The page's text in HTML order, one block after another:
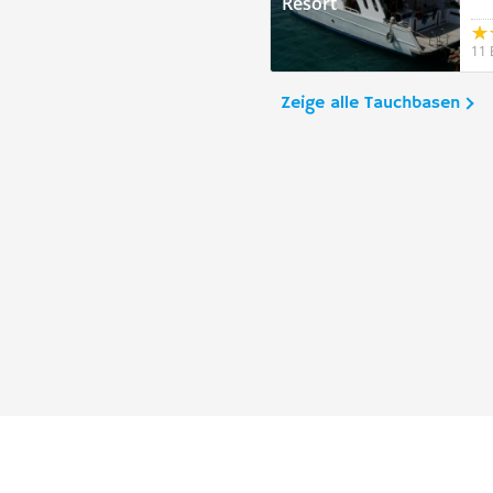
11
Zeige alle Tauchbasen